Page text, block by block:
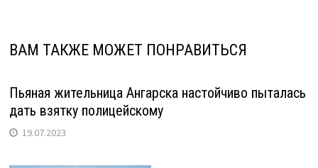
ВАМ ТАКЖЕ МОЖЕТ ПОНРАВИТЬСЯ
Пьяная жительница Ангарска настойчиво пыталась
дать взятку полицейскому
19.07.2023